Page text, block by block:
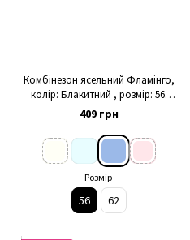
Комбінезон ясельний Фламінго,
колір: Блакитний , розмір: 56,
арт. 567-106
409 грн
Розмір
56 62